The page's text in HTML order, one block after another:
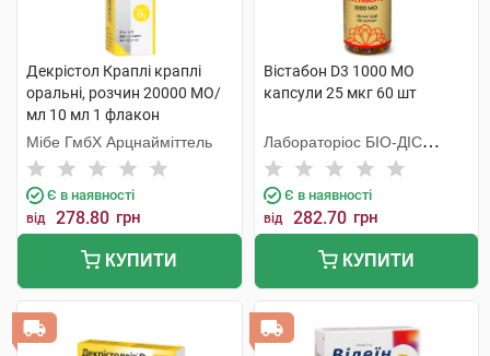
Декрістол Краплі краплі
оральні, розчин 20000 МО/
мл 10 мл 1 флакон
Мібе ГмбХ Арцнайміттель
Є в наявності
від 278.80 грн
КУПИТИ
Вістабон D3 1000 МО
капсули 25 мкг 60 шт
Лабораторiос БIО-ДIС
Еспанія
Є в наявності
від 282.70 грн
КУПИТИ